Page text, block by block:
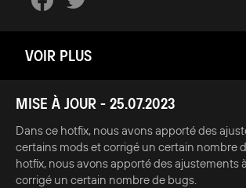
VOIR PLUS
MISE À JOUR - 25.07.2023
Dans ce hotfix, nous avons apporté des
certains mods et corrigé un certain nombre
hotfix, nous avons apporté des ajustements
corrigé un certain nombre de bugs.